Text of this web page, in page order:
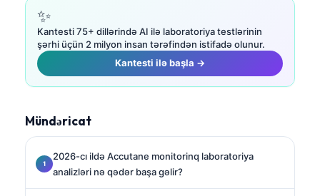
✨
Kantesti 75+ dillərində AI ilə laboratoriya testlərinin
şərhi üçün 2 milyon insan tərəfindən istifadə olunur.
Kantesti ilə başla →
Mündəricat
2026-cı ildə Accutane monitorinq laboratoriya
analizləri nə qədər başa gəlir?